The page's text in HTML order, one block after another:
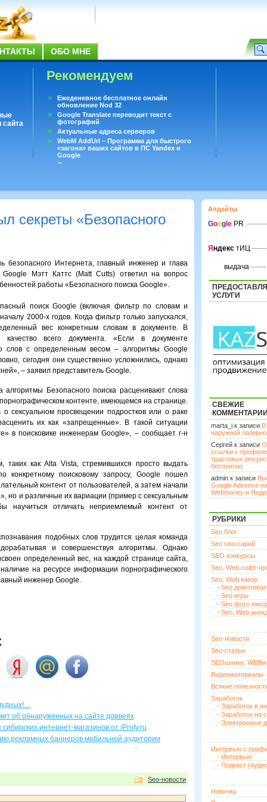
ОБО МНЕ
сайта
Рекомендуем
Ежеденевное бесплатное онлайн
обновление Nod 32
Google Translate переводит текст с
фотографий
Актуальные адреса серверов
WebM AddUrl – Программа для быстрого
«загона» ваших сайтов в ПС Yandex и
Google
Существует вопросы, на которые не может
секреты «Безопасного
Интернета, главный инженер и глава
Мэтт Каттс (Matt Cutts) ответил на вопрос
работы «Безопасного поиска Google».
поиск Google (включая фильтр по словам и
2000-х годов. Когда фильтр только запускался,
вес конкретным словам в документе. В
всего документа. «Если в документе
слов с определенным весом – алгоритмы Google
сегодня они существенно усложнились, однако
– заявил представитель Google.
алгоритмы Безопасного поиска расценивают слова
контенте, имеющемся на странице.
сексуальном просвещении подростков или о раке
их как «запрещенные». В такой ситуации
в поисковике инженерам Google», – сообщает г-н
таких как Alta Vista, стремившихся просто выдать
конкретному поисковому запросу, Google пошел
контент от пользователей, а затем начали
но и различные их вариации (пример с сексуальным
научиться отличать неприемлемый контент от
подобных слов трудится целая команда
и совершенствуя алгоритмы. Однако
определенный вес, на каждой странице сайта,
на ресурсе информации порнографического
инженер Google.
об обнаруженных на сайте дорвеях
интернет-магазинов от iProfy.ru
рекламных баннеров мобильной аудитории
Seo-новости
Апдейты
Goog le PR
Я ндекс тИЦ
выдача
УСЛУГИ
СВЕЖИЕ
marta_i к записи В
наружной
Сергей к записи
ссылки с
трастовых
бесплатно
admin к записи
Google Adsense на
Webmoney и
РУБРИКИ
Seo блог
Seo глоссарий
SEO конкурсы
Seo, Web софт-
Seo, Web юмор
- Seo
- Seo игры
- Seo фото
- Seo, Web
Seo-новости
Seo-статьи
SEOшники,
Видеоматериалы
Всякие
Заработок
- Заработок в
- Заработок на
- Электронные
Интервью с
- Интервью
- Подкаст
Новичку